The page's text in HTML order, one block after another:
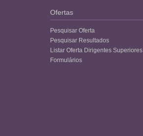
Ofertas
Pesquisar Oferta
Pesquisar Resultados
Listar Oferta Dirigentes Superiores
Formulários